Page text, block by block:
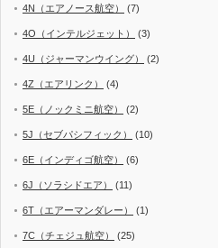
4N（エアノース航空） (7)
4O（インテルジェット） (3)
4U（ジャーマンウイング） (2)
4Z（エアリンク） (4)
5E（ノックミニ航空） (2)
5J（セブパシフィック） (10)
6E（インディゴ航空） (6)
6J（ソラシドエア） (11)
6T（エアーマンダレー） (1)
7C（チェジュ航空） (25)